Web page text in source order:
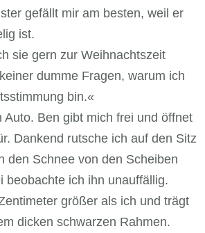
gefällt mir am besten, weil er
ist.
sie gern zur Weihnachtszeit
dumme Fragen, warum ich
bin.«
Auto. Ben gibt mich frei und öffnet
Dankend rutsche ich auf den Sitz
den Schnee von den Scheiben
beobachte ich ihn unauffällig.
größer als ich und trägt
dicken schwarzen Rahmen.